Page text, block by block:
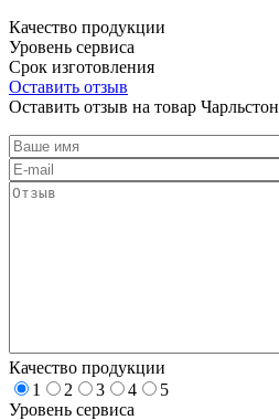
Качество продукции
Уровень сервиса
Срок изготовления
Оставить отзыв
Оставить отзыв на товар Чарльстон
Качество продукции
1
2 3 4
5
Уровень сервиса